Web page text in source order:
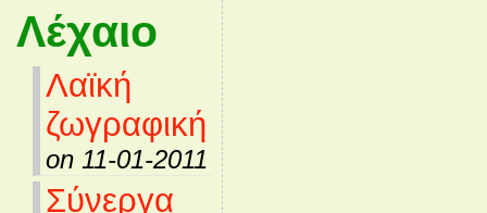
Λέχαιο
Λαϊκή
ζωγραφική
on 11-01-2011
Σύνεργα